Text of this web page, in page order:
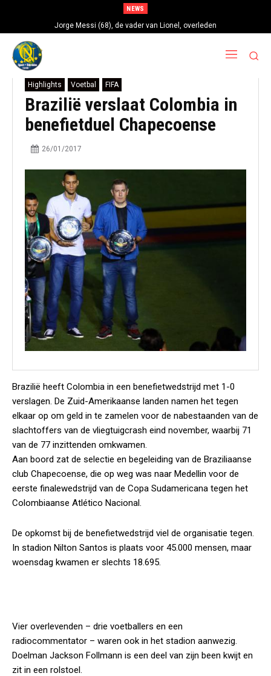
NEWS
Jorge Messi (68), de vader van Lionel, overleden
Highlights Voetbal FIFA
Brazilië verslaat Colombia in
benefietduel Chapecoense
26/01/2017
Brazilië heeft Colombia in een benefietwedstrijd met 1-0
verslagen. De Zuid-Amerikaanse landen namen het tegen
elkaar op om geld in te zamelen voor de nabestaanden van de
slachtoffers van de vliegtuigcrash eind november, waarbij 71
van de 77 inzittenden omkwamen.
Aan boord zat de selectie en begeleiding van de Braziliaanse
club Chapecoense, die op weg was naar Medellin voor de
eerste finalewedstrijd van de Copa Sudamericana tegen het
Colombiaanse Atlético Nacional.
De opkomst bij de benefietwedstrijd viel de organisatie tegen.
In stadion Nilton Santos is plaats voor 45.000 mensen, maar
woensdag kwamen er slechts 18.695.
Vier overlevenden – drie voetballers en een
radiocommentator – waren ook in het stadion aanwezig.
Doelman Jackson Follmann is een deel van zijn been kwijt en
zit in een rolstoel.